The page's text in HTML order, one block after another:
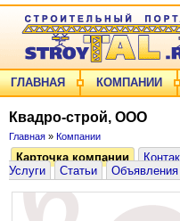
ГЛАВНАЯ КОМПАНИИ
Квадро-строй, ООО
Главная » Компании
Карточка компании
Услуги
Статьи Объявления